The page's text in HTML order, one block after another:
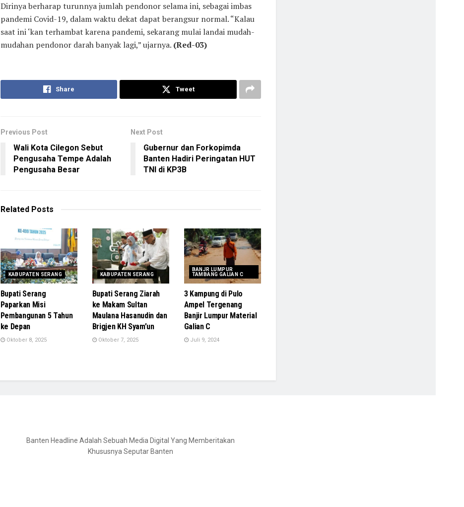
Dirinya berharap turunnya jumlah pendonor selama ini, sebagai imbas
pandemi Covid-19, dalam waktu dekat dapat berangsur normal. “Kalau
saat ini ‘kan terhambat karena pandemi, sekarang mulai landai mudah-
mudahan pendonor darah banyak lagi,” ujarnya. (Red-03)
Share Tweet
Previous Post
Wali Kota Cilegon Sebut
Pengusaha Tempe Adalah
Pengusaha Besar
Next Post
Gubernur dan Forkopimda
Banten Hadiri Peringatan HUT
TNI di KP3B
Related Posts
KABUPATEN SERANG
Bupati Serang
Paparkan Misi
Pembangunan 5 Tahun
ke Depan
Oktober 8, 2025
KABUPATEN SERANG
Bupati Serang Ziarah
ke Makam Sultan
Maulana Hasanudin dan
Brigjen KH Syam’un
Oktober 7, 2025
BANJR LUMPUR
TAMBANG GALIAN C
3 Kampung di Pulo
Ampel Tergenang
Banjir Lumpur Material
Galian C
Juli 9, 2024
Banten Headline Adalah Sebuah Media Digital Yang Memberitakan
Khususnya Seputar Banten